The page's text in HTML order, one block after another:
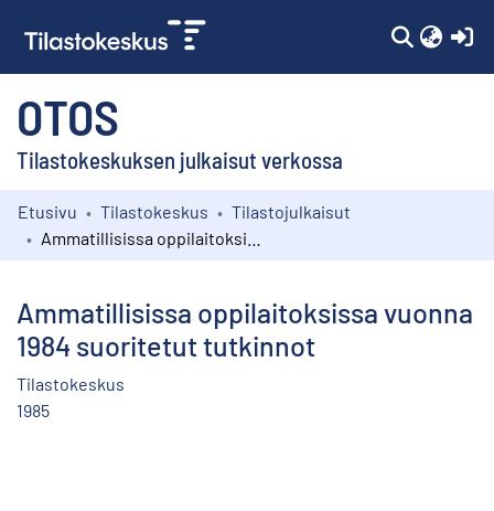
OTOS
Tilastokeskuksen julkaisut verkossa
Kokoelmat
Etusivu Tilastokeskus
Tilastojulkaisut
Ammatillisissa oppilaitoksissa vuonna
1984 suoritetut tutkinnot
Tilastokeskus
1985